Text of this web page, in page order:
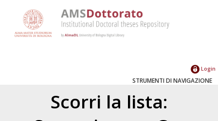
Login
STRUMENTI DI NAVIGAZIONE
Scorri la lista: